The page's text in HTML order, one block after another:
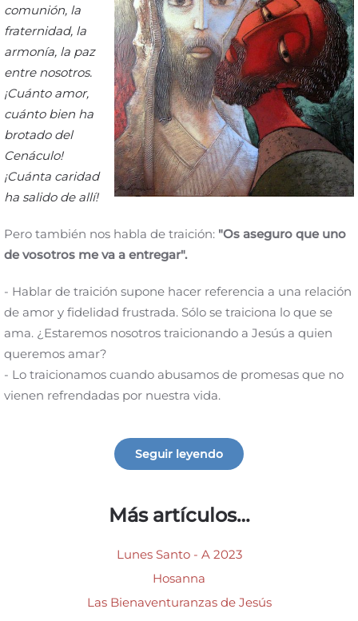
comunión, la
fraternidad, la
armonía, la paz
entre nosotros.
¡Cuánto amor,
cuánto bien ha
brotado del
Cenáculo!
¡Cuánta caridad
ha salido de allí!
Pero también nos habla de traición: "Os aseguro que uno
de vosotros me va a entregar".
- Hablar de traición supone hacer referencia a una relación
de amor y fidelidad frustrada. Sólo se traiciona lo que se
ama. ¿Estaremos nosotros traicionando a Jesús a quien
queremos amar?
- Lo traicionamos cuando abusamos de promesas que no
vienen refrendadas por nuestra vida.
Seguir leyendo
Más artículos…
Lunes Santo - A 2023
Hosanna
Las Bienaventuranzas de Jesús